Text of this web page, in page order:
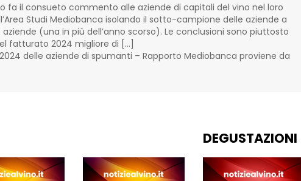
il consueto commento alle aziende di capitali del vino nel loro
Studi Mediobanca isolando il sotto-campione delle aziende a
(una in più dell’anno scorso). Le conclusioni sono piuttosto
fatturato 2024 migliore di […]
delle aziende di spumanti – Rapporto Mediobanca proviene da
DEGUSTAZIONI